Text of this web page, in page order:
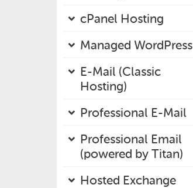
cPanel Hosting
Managed WordPress
E-Mail (Classic
Hosting)
Professional E-Mail
Professional Email
(powered by Titan)
Hosted Exchange